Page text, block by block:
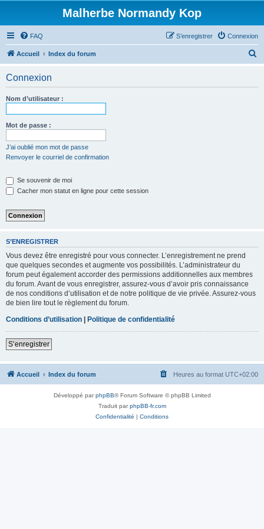
Malherbe Normandy Kop
FAQ Connexion
S’enregistrer
Accueil Index du forum
Connexion
Nom d’utilisateur :
Mot de passe :
J’ai oublié mon mot de passe
Renvoyer le courriel de confirmation
Se souvenir de moi
Cacher mon statut en ligne pour cette session
S’ENREGISTRER
Vous devez être enregistré pour vous connecter. L’enregistrement ne prend
que quelques secondes et augmente vos possibilités. L’administrateur du
forum peut également accorder des permissions additionnelles aux membres
du forum. Avant de vous enregistrer, assurez-vous d’avoir pris connaissance
de nos conditions d’utilisation et de notre politique de vie privée. Assurez-vous
de bien lire tout le règlement du forum.
Conditions d’utilisation | Politique de confidentialité
S’enregistrer
Accueil Index du forum Heures au format UTC+02:00
Développé parphpBB® Forum Software © phpBB Limited
Traduit parphpBB-fr.com
Confidentialité | Conditions